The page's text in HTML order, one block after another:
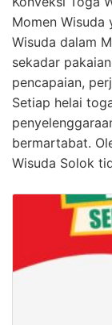
Momen
Wisuda dalam
sekadar
pencapaian,
Setiap helai
bermartabat.
Wisuda Solok